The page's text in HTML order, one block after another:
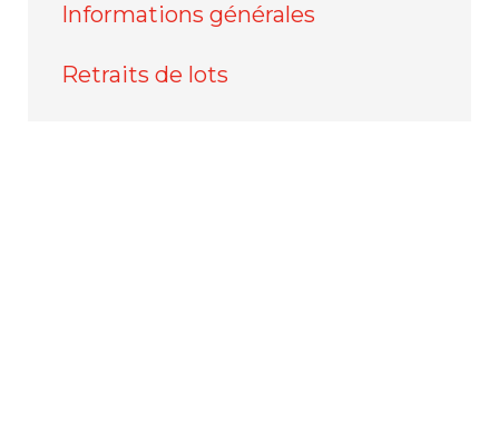
Informations générales
Retraits de lots